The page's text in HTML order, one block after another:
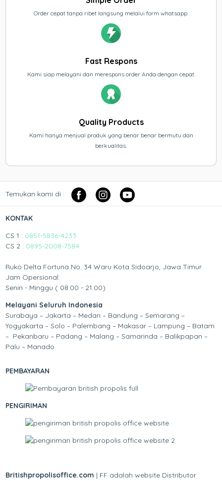
Order cepat tanpa ribet langsung melalui form whatsapp.
Fast Respons
Kami siap melayani dan merespons order Anda dengan cepat.
Quality Products
Kami hanya menjual produk yang benar benar bermutu dan
berkualitas.
Temukan kami di :
KONTAK
CS 1 : 0851-5836-4233
CS 2 : 0895-2008-7584
Ruko Delta Fortuna No. 34 Waru Kota Sidoarjo, Jawa Timur
Jam Opersional:
Senin - Minggu ( 08:00 - 21:00)
Melayani Seluruh Indonesia
Surabaya – Jakarta – Medan – Bandung – Semarang –
Yogyakarta – Solo – Palembang – Makasar – Lampung – Batam
– Pekanbaru – Padang – Malang – Samarinda – Balikpapan –
Palu – Manado
PEMBAYARAN
PENGIRIMAN
Britishpropolisoffice.com | FF adalah website Distributor